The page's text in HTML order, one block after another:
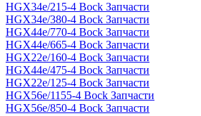
HGX34e/215-4 Bock Запчасти
HGX34e/380-4 Bock Запчасти
HGX44e/770-4 Bock Запчасти
HGX44e/665-4 Bock Запчасти
HGX22e/160-4 Bock Запчасти
HGX44e/475-4 Bock Запчасти
HGX22e/125-4 Bock Запчасти
HGX56e/1155-4 Bock Запчасти
HGX56e/850-4 Bock Запчасти